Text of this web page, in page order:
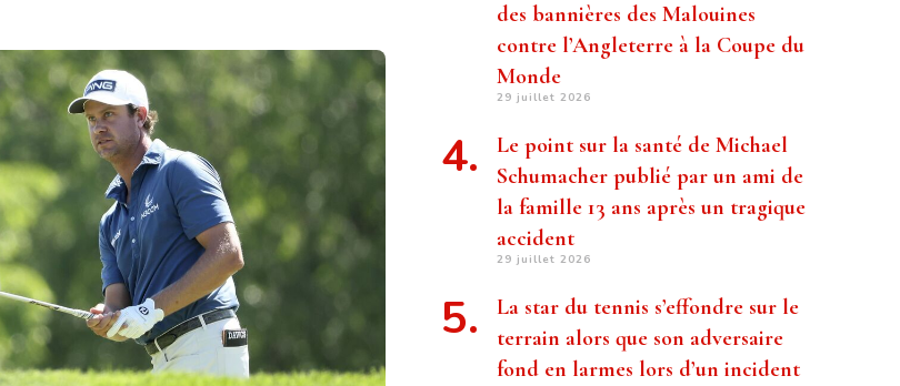
des bannières des Malouines
contre l’Angleterre à la Coupe du
Monde
29 juillet 2026
Le point sur la santé de Michael
Schumacher publié par un ami de
la famille 13 ans après un tragique
accident
29 juillet 2026
La star du tennis s’effondre sur le
terrain alors que son adversaire
fond en larmes lors d’un incident